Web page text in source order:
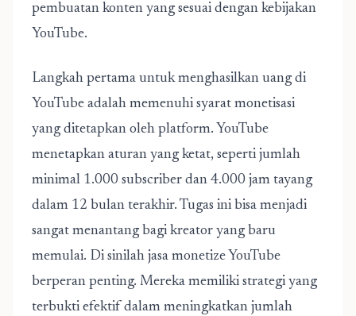
pembuatan konten yang sesuai dengan kebijakan
YouTube.
Langkah pertama untuk menghasilkan uang di
YouTube adalah memenuhi syarat monetisasi
yang ditetapkan oleh platform. YouTube
menetapkan aturan yang ketat, seperti jumlah
minimal 1.000 subscriber dan 4.000 jam tayang
dalam 12 bulan terakhir. Tugas ini bisa menjadi
sangat menantang bagi kreator yang baru
memulai. Di sinilah jasa monetize YouTube
berperan penting. Mereka memiliki strategi yang
terbukti efektif dalam meningkatkan jumlah